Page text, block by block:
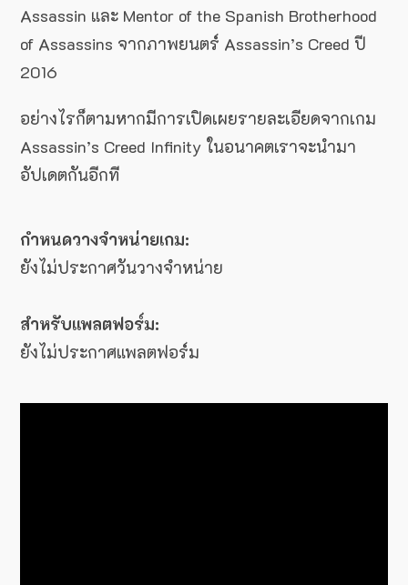
Assassin และ Mentor of the Spanish Brotherhood
of Assassins จากภาพยนตร์ Assassin’s Creed ปี
2016
อย่างไรก็ตามหากมีการเปิดเผยรายละเอียดจากเกม
Assassin’s Creed Infinity ในอนาคตเราจะนำมา
อัปเดตกันอีกที
กำหนดวางจำหน่ายเกม:
ยังไม่ประกาศวันวางจำหน่าย
สำหรับแพลตฟอร์ม:
ยังไม่ประกาศแพลตฟอร์ม